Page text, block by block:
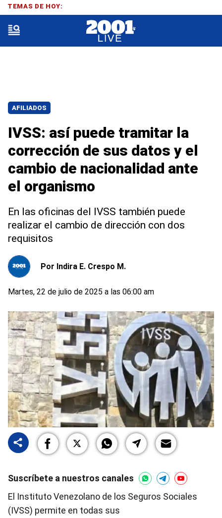
AFILIADOS
IVSS: así puede tramitar la
corrección de sus datos y el
cambio de nacionalidad ante
el organismo
En las oficinas del IVSS también puede
realizar el cambio de dirección con dos
requisitos
Por Indira E. Crespo M.
Martes, 22 de julio de 2025 a las 06:00 am
Suscríbete a nuestros canales
El Instituto Venezolano de los Seguros Sociales
(IVSS) permite en todas sus
TEMAS DE HOY: